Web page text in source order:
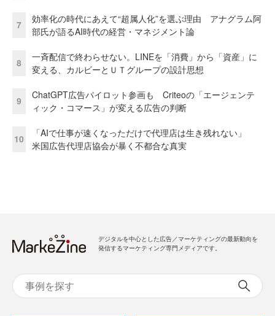
7
効率化の時代にあえて“超属人化”を選ぶ理由 アナグラム阿
部氏が語るAI時代の経営・マネジメント論
8
一斉配信で終わらせない。LINEを「消費」から「資産」に
変える、カルビーとＵＴグループの設計思想
9
ChatGPT広告パイロット参画も Criteoの「エージェンテ
ィック・コマース」が変える広告の判断
10
「AIで仕事が速くなっただけで代理店は生き残れない」
米国広告代理店協会が暴く不都合な真実
デジタルを中心とした広告／マーケティングの最新動向を
発信するマーケティング専門メディアです。